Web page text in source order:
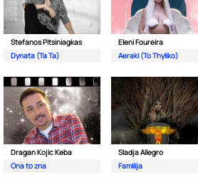
Stefanos Pitsiniagkas
Dynata (Ta Ta)
Eleni Foureira
Aeraki (To Thyliko)
Dragan Kojic Keba
Ona to zna
Sladja Allegro
Familija